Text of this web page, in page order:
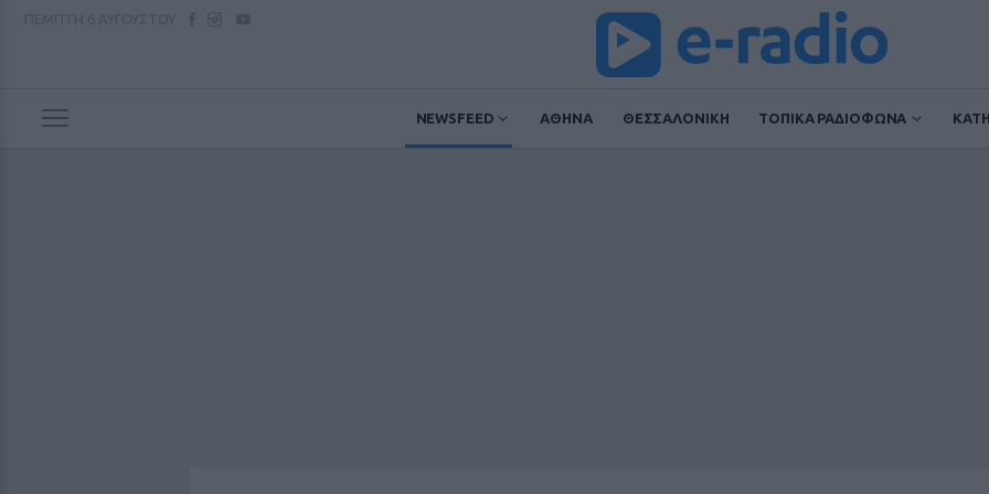
NEWSFEED ΑΘΗΝΑ ΘΕΣΣΑΛΟΝΙΚΗ ΤΟΠΙΚΑ ΡΑΔΙΟΦΩΝΑ